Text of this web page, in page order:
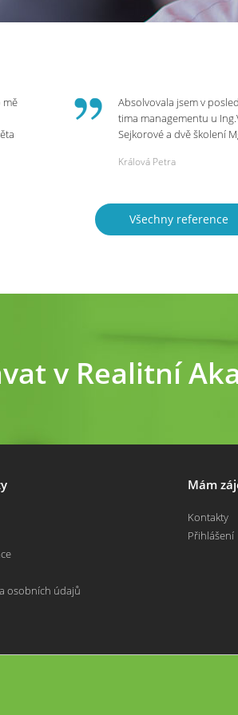
mě
Absolvovala jsem v
tima managementu u
Sejkorové a dvě školení
doporučit,neboť mi
Králová Petra
Všechny reference
v Realitní
osobních údajů
Mám
Kontakty
Přihlášení